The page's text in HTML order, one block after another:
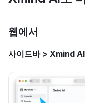
웹에서
사이드바 > Xmind AI